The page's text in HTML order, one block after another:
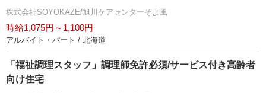
株式会社SOYOKAZE/旭川ケアセンターそよ風
時給1,075円～1,100円
アルバイト・パート / 北海道
「福祉調理スタッフ」調理師免許必須/サービス付き高齢者
向け住宅